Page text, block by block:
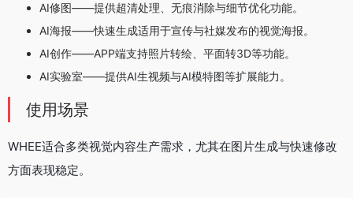
AI修图——提供超清处理、无痕消除与细节优化功能。
AI海报——快速生成适用于宣传与社媒发布的视觉海报。
AI创作——APP端支持照片转绘、平面转3D等功能。
AI实验室——提供AI生视频与AI模特图等扩展能力。
使用场景
WHEE适合多类视觉内容生产需求，尤其在图片生成与快速修改
方面表现稳定。